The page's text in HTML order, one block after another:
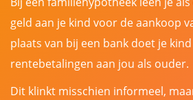
geld aan je kind voor de aankoop
plaats van bij een bank doet je
rentebetalingen aan jou als ouder.
Dit klinkt misschien informeel,